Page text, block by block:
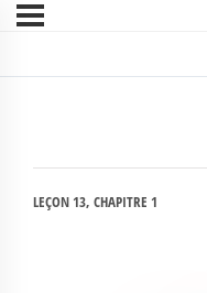
LEÇON 13, CHAPITRE 1